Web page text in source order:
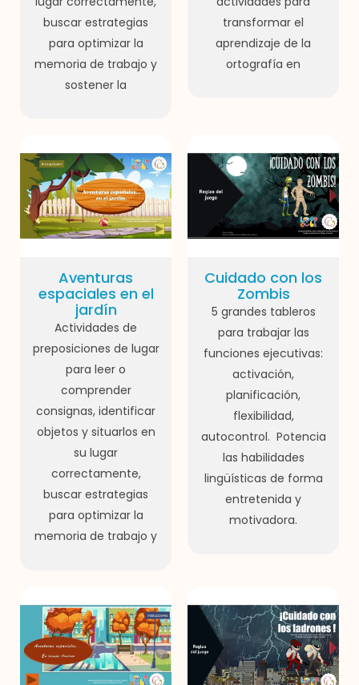
buscar estrategias
para optimizar la
memoria de trabajo y
sostener la
transformar el
aprendizaje de la
ortografía en
Aventuras
espaciales en el
jardín
Actividades de
preposiciones de lugar
para leer o
comprender
consignas, identificar
objetos y situarlos en
su lugar
correctamente,
buscar estrategias
para optimizar la
memoria de trabajo y
Cuidado con los
Zombis
5 grandes tableros
para trabajar las
funciones ejecutivas:
activación,
planificación,
flexibilidad,
autocontrol. Potencia
las habilidades
lingüísticas de forma
entretenida y
motivadora.